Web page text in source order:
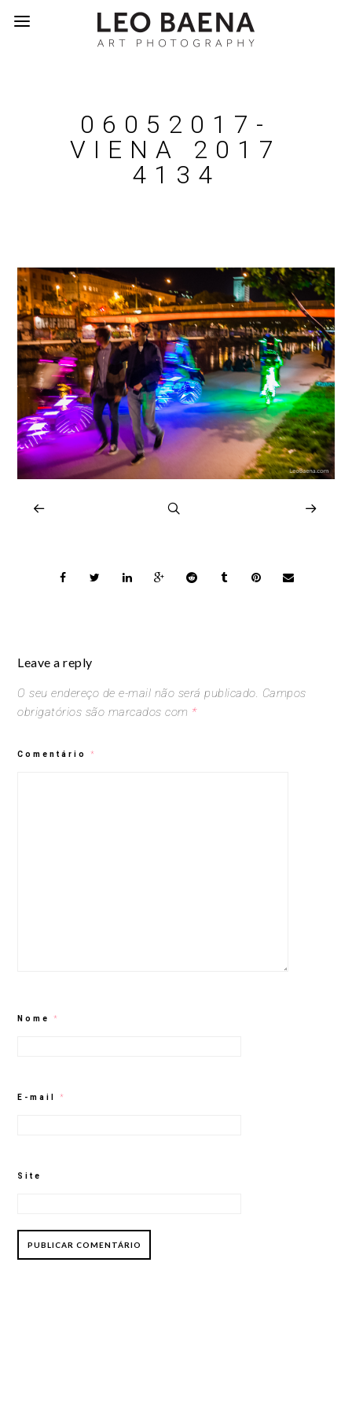
06052017-
VIENA 2017
4134
Leave a reply
O seu endereço de e-mail não será publicado. Campos
obrigatórios são marcados com *
Comentário*
Nome*
E-mail*
Site